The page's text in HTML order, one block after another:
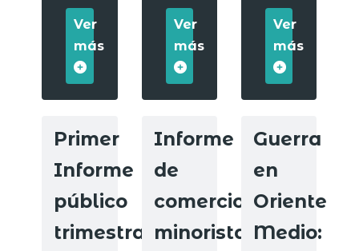
destacan:
Ver
más
Ver
más
Ver
más
Primer
Informe
público
trimestral
Informe
de
comercio
minorista
Guerra
en
Oriente
Medio: